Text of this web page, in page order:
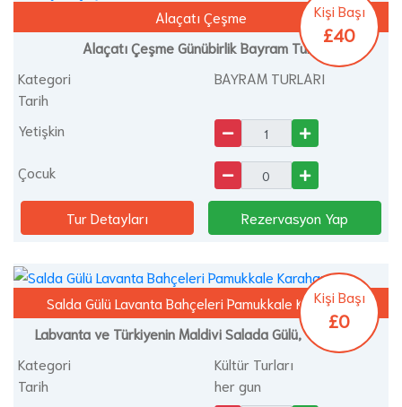
Alaçatı Çeşme
Alaçatı Çeşme Günübirlik Bayram Turu
Kişi Başı
£40
Kategori
BAYRAM TURLARI
Tarih
Yetişkin
Çocuk
Tur Detayları Rezervasyon Yap
Salda Gülü Lavanta Bahçeleri Pamukkale Karahayıt
Labvanta ve Türkiyenin Maldivi Salada Gülü, Yatılı Turu
Kişi Başı
£0
Kategori
Kültür Turları
Tarih
her gun